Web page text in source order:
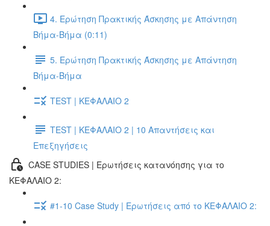
4. Ερώτηση Πρακτικής Άσκησης με Απάντηση
Βήμα-Βήμα (0:11)
5. Ερώτηση Πρακτικής Άσκησης με Απάντηση
Βήμα-Βήμα
TEST | ΚΕΦΑΛΑΙΟ 2
TEST | ΚΕΦΑΛΑΙΟ 2 | 10 Απαντήσεις και
Επεξηγήσεις
CASE STUDIES | Ερωτήσεις κατανόησης για το
ΚΕΦΑΛΑΙΟ 2:
#1-10 Case Study | Ερωτήσεις από το ΚΕΦΑΛΑΙΟ 2: